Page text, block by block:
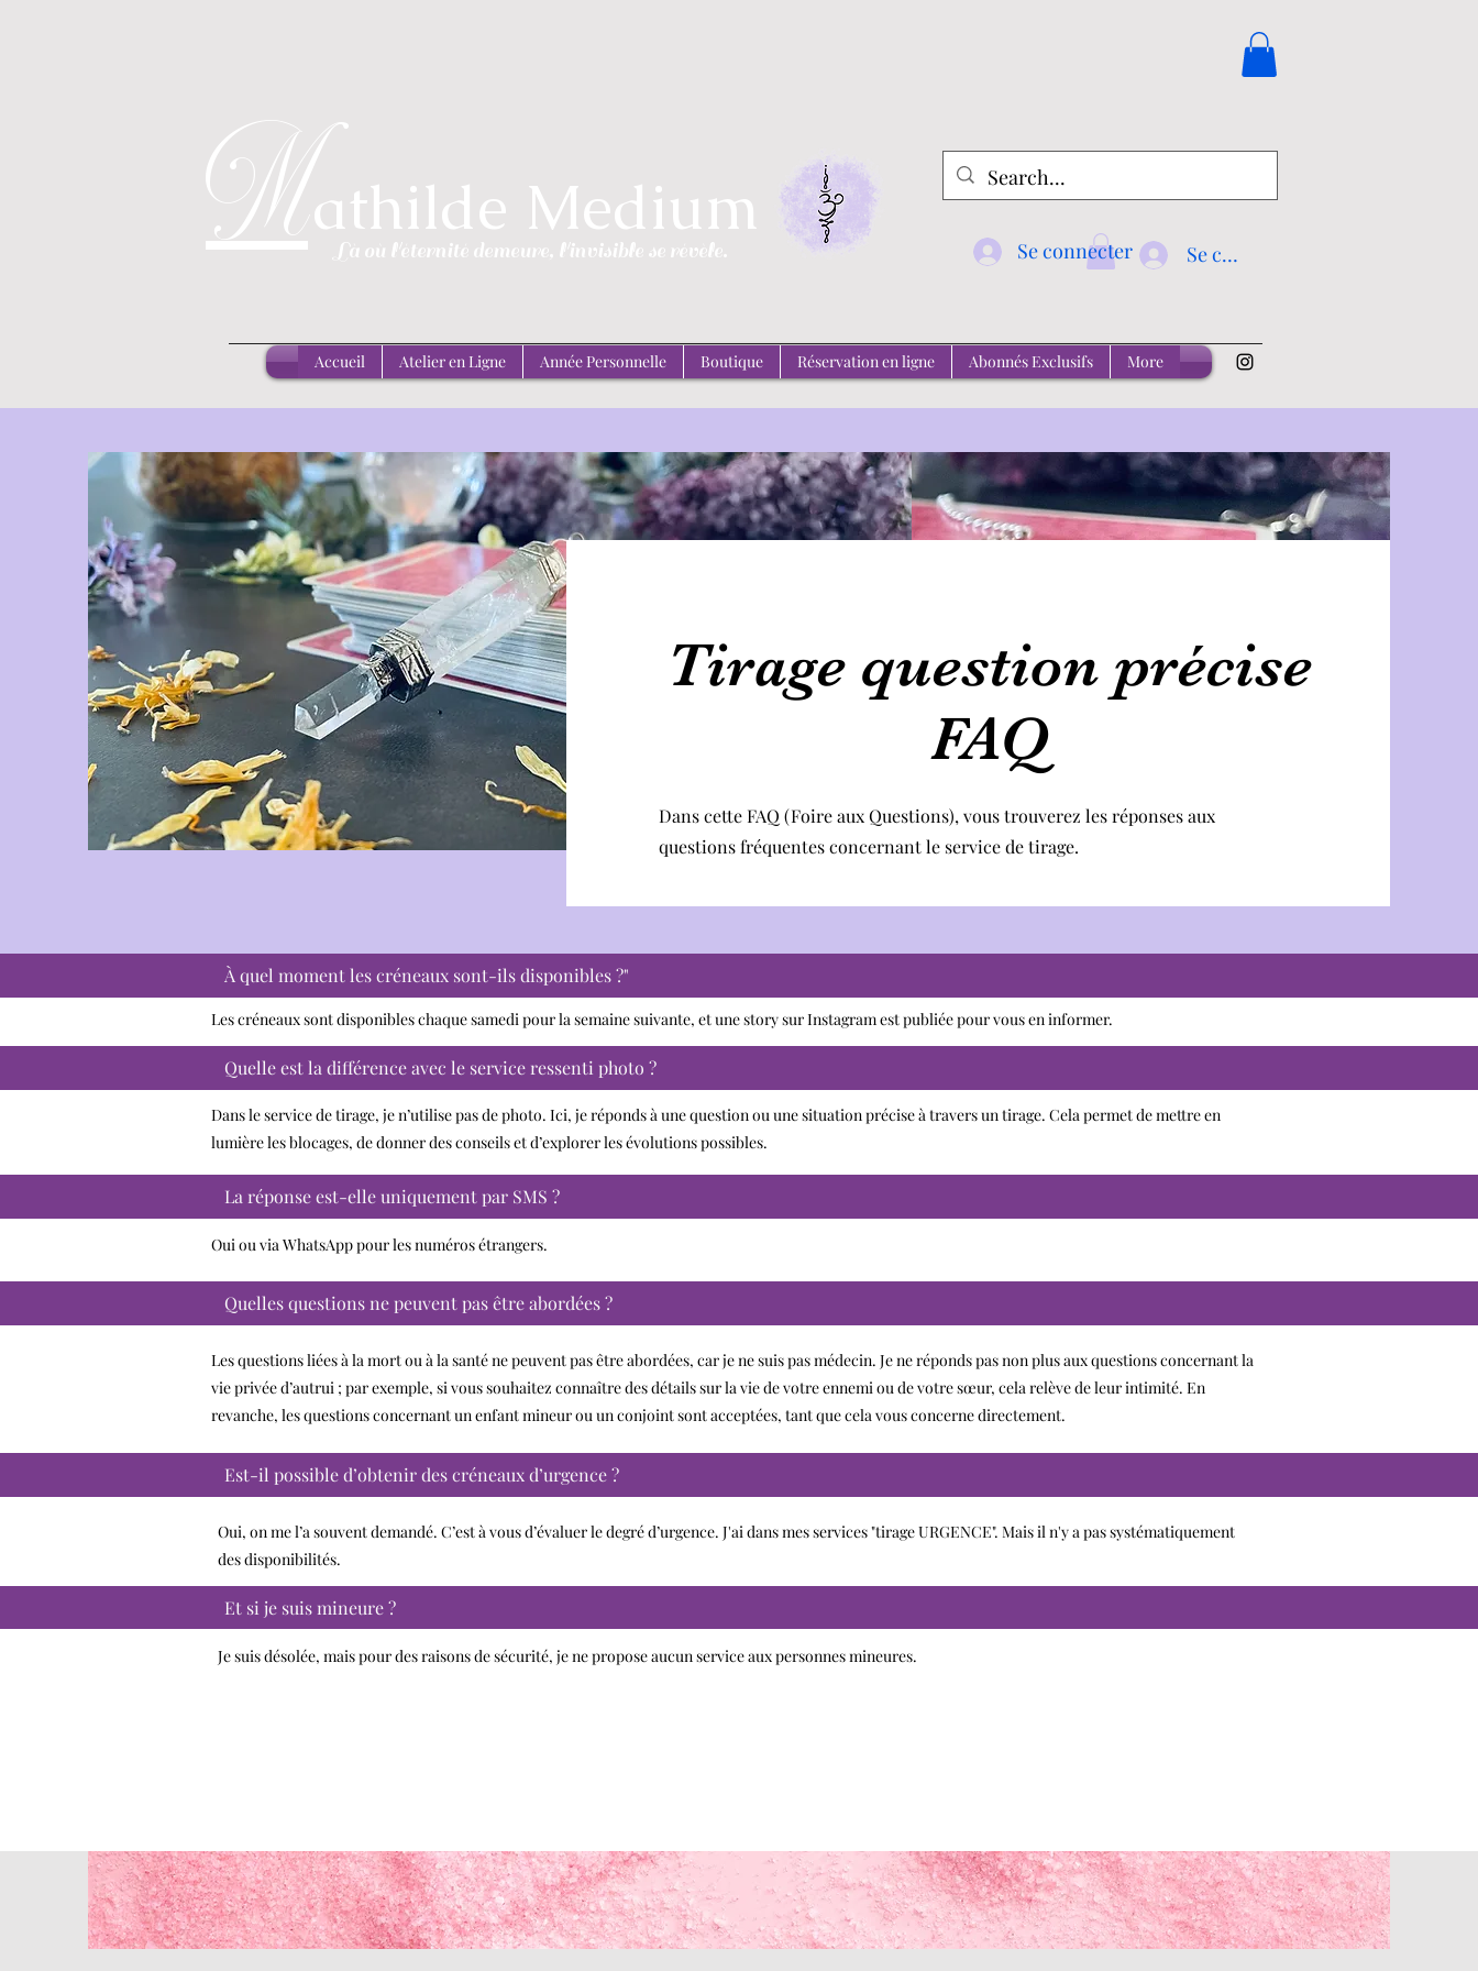
Se connecter
athilde Medium
M Là où l'éternité demeure, l'invisible se révèle. Se connecter
Accueil Atelier en Ligne Année Personnelle Boutique Réservation en ligne Abonnés Exclusifs More
Tirage question précise
FAQ
Dans cette FAQ (Foire aux Questions), vous trouverez les réponses aux
questions fréquentes concernant le service de tirage.
À quel moment les créneaux sont-ils disponibles ?"
Les créneaux sont disponibles chaque samedi pour la semaine suivante, et une story sur Instagram est publiée pour vous en informer.
Quelle est la différence avec le service ressenti photo ?
Dans le service de tirage, je n’utilise pas de photo. Ici, je réponds à une question ou une situation précise à travers un tirage. Cela permet de mettre en
lumière les blocages, de donner des conseils et d’explorer les évolutions possibles.
La réponse est-elle uniquement par SMS ?
Oui ou via WhatsApp pour les numéros étrangers.
Quelles questions ne peuvent pas être abordées ?
Les questions liées à la mort ou à la santé ne peuvent pas être abordées, car je ne suis pas médecin. Je ne réponds pas non plus aux questions concernant la
vie privée d’autrui ; par exemple, si vous souhaitez connaître des détails sur la vie de votre ennemi ou de votre sœur, cela relève de leur intimité. En
revanche, les questions concernant un enfant mineur ou un conjoint sont acceptées, tant que cela vous concerne directement.
Est-il possible d’obtenir des créneaux d’urgence ?
Oui, on me l’a souvent demandé. C’est à vous d’évaluer le degré d’urgence. J'ai dans mes services "tirage URGENCE". Mais il n'y a pas systématiquement
des disponibilités.
Et si je suis mineure ?
Je suis désolée, mais pour des raisons de sécurité, je ne propose aucun service aux personnes mineures.